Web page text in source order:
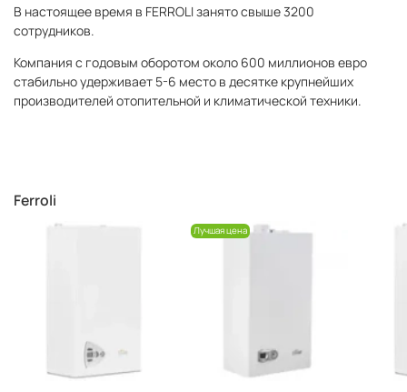
В настоящее время в FERROLI занято свыше 3200
сотрудников.
Компания с годовым оборотом около 600 миллионов евро
стабильно удерживает 5-6 место в десятке крупнейших
производителей отопительной и климатической техники.
Ferroli
Лучшая цена